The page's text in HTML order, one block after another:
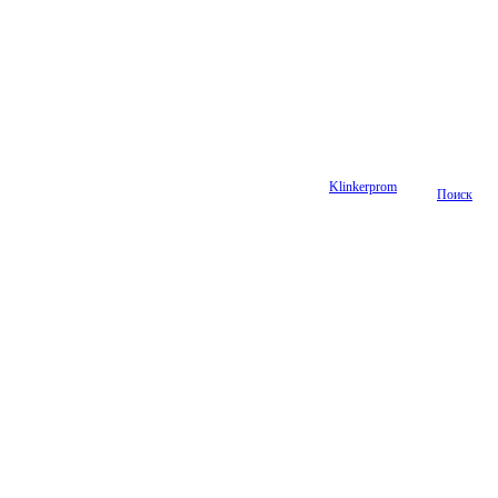
Поиск
Klinkerprom